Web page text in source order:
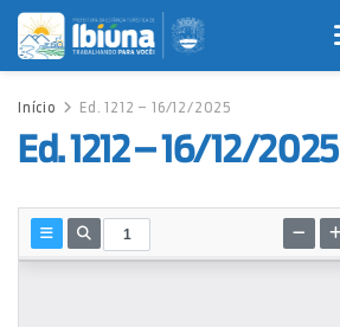
Início Ed. 1212 – 16/12/2025
Ed. 1212 – 16/12/2025